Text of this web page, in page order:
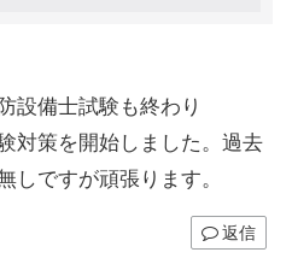
設備士試験も終わり
対策を開始しました。過去
しですが頑張ります。
返信